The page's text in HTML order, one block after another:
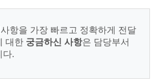
항을 가장 빠르고 정확하게 전달
대한 궁금하신 사항은 담당부서
다.